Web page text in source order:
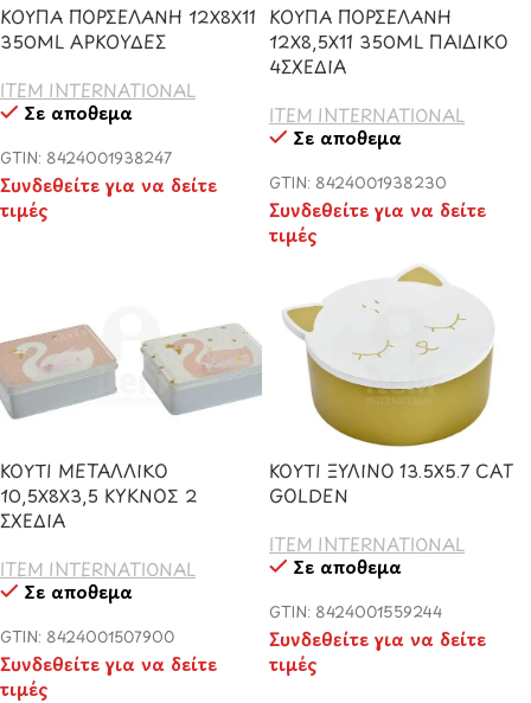
ΚΟΥΠΑ ΠΟΡΣΕΛΑΝΗ 12Χ8Χ11
350ML ΑΡΚΟΥΔΕΣ
ITEM INTERNATIONAL
Σε απόθεμα
GTIN: 8424001938247
Συνδεθείτε για να δείτε
τιμές
ΚΟΥΠΑ ΠΟΡΣΕΛΑΝΗ
12Χ8,5Χ11 350ML ΠΑΙΔΙΚΟ
4ΣΧΕΔΙΑ
ITEM INTERNATIONAL
Σε απόθεμα
GTIN: 8424001938230
Συνδεθείτε για να δείτε
τιμές
ΚΟΥΤΙ ΜΕΤΑΛΛΙΚΟ
10,5Χ8Χ3,5 ΚΥΚΝΟΣ 2
ΣΧΕΔΙΑ
ITEM INTERNATIONAL
Σε απόθεμα
GTIN: 8424001507900
Συνδεθείτε για να δείτε
τιμές
ΚΟΥΤΙ ΞΥΛΙΝΟ 13.5Χ5.7 CAT
GOLDEN
ITEM INTERNATIONAL
Σε απόθεμα
GTIN: 8424001559244
Συνδεθείτε για να δείτε
τιμές